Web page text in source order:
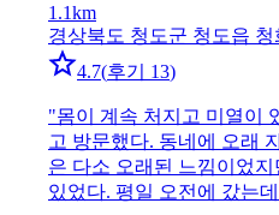
1.1km
경상북도 청도군 청도읍 청
4.7(후기 13)
"몸이 계속 처지고 미열이
고 방문했다. 동네에 오래
은 다소 오래된 느낌이었
있었다. 평일 오전에 갔는